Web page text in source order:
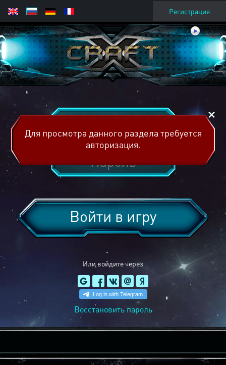
Регистрация
Или войдите через
Войти в игру
Восстановить пароль
Для просмотра данного раздела требуется
авторизация.